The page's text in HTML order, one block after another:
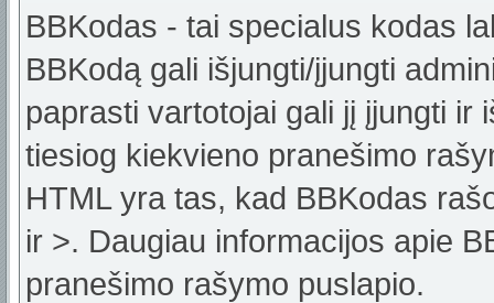
BBKodas - tai specialus kodas
BBKodą gali išjungti/įjungti
paprasti vartotojai gali jį įjungti
tiesiog kiekvieno pranešimo
HTML yra tas, kad BBKodas
ir >. Daugiau informacijos apie
pranešimo rašymo puslapio.